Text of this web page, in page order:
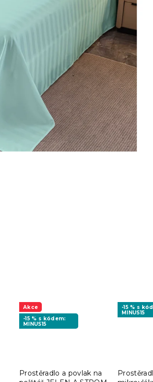
Akce
-15 % s kódem:
MINUS15
Prostěradlo a povlak na
-15 % s
MINUS15